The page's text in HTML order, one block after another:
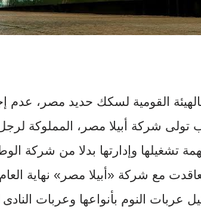
القومية لسكك حديد مصر، عدم
تولى شركة أبيلا مصر، المملوكة
تشغيلها وإدارتها بدلا من شركة
مع شركة «أبيلا مصر» نهاية
عربات النوم بأنواعها وعربات